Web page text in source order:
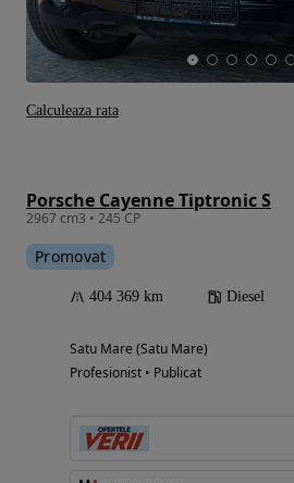
Porsche Cayenne Tiptronic S
2967 cm3 • 245 CP
Promovat
404 369 km Diesel
Satu Mare (Satu Mare)
Profesionist • Publicat
Calculeaza rata